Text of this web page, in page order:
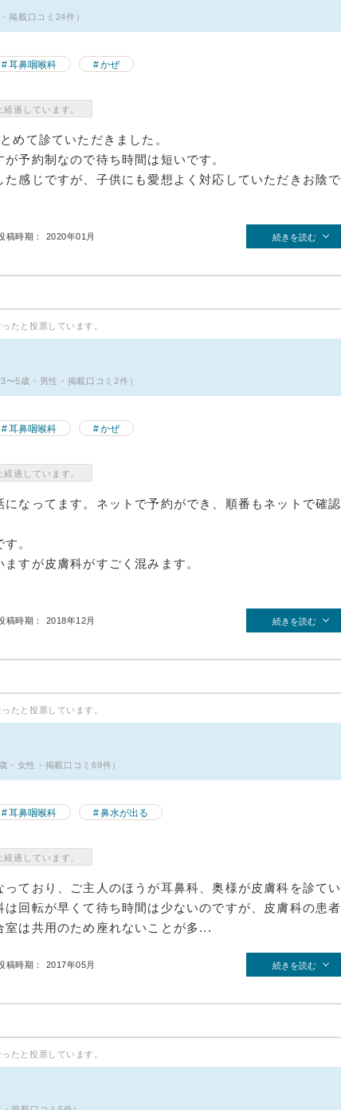
掲載口コミ24件）
耳鼻咽喉科 かぜ
過しています。
めて診ていただきました。
予約制なので待ち時間は短いです。
感じですが、子供にも愛想よく対応していただきお陰で
稿時期： 2020年01月 続きを読む
たと投票しています。
〜5歳・男性・掲載口コミ2件）
耳鼻咽喉科 かぜ
過しています。
なってます。ネットで予約ができ、順番もネットで確認
。
すが皮膚科がすごく混みます。
稿時期： 2018年12月 続きを読む
たと投票しています。
・女性・掲載口コミ69件）
耳鼻咽喉科 鼻水が出る
過しています。
ており、ご主人のほうが耳鼻科、奥様が皮膚科を診てい
は回転が早くて待ち時間は少ないのですが、皮膚科の患者
室は共用のため座れないことが多...
稿時期： 2017年05月 続きを読む
たと投票しています。